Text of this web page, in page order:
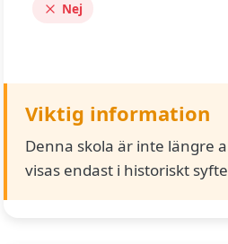
Nej
Viktig information
Denna skola är inte längre
visas endast i historiskt